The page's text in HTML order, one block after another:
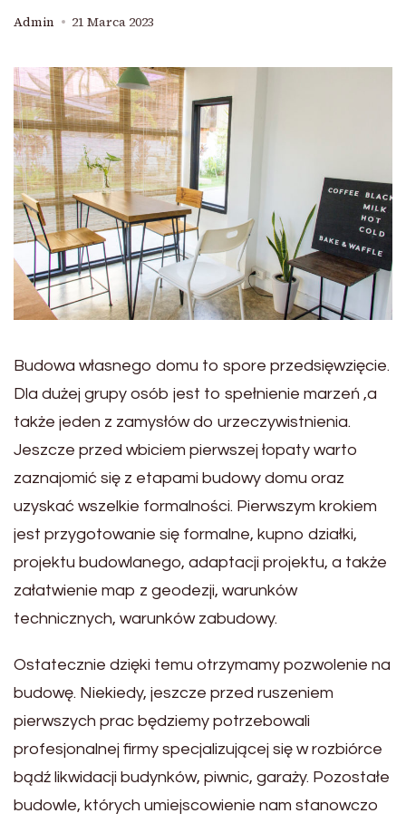
Admin 21 Marca 2023
Budowa własnego domu to spore przedsięwzięcie.
Dla dużej grupy osób jest to spełnienie marzeń ,a
także jeden z zamysłów do urzeczywistnienia.
Jeszcze przed wbiciem pierwszej łopaty warto
zaznajomić się z etapami budowy domu oraz
uzyskać wszelkie formalności. Pierwszym krokiem
jest przygotowanie się formalne, kupno działki,
projektu budowlanego, adaptacji projektu, a także
załatwienie map z geodezji, warunków
technicznych, warunków zabudowy.
Ostatecznie dzięki temu otrzymamy pozwolenie na
budowę. Niekiedy, jeszcze przed ruszeniem
pierwszych prac będziemy potrzebowali
profesjonalnej firmy specjalizującej się w rozbiórce
bądź likwidacji budynków, piwnic, garaży. Pozostałe
budowle, których umiejscowienie nam stanowczo